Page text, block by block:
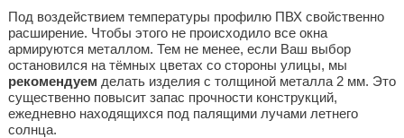
Под воздействием температуры профилю ПВХ свойственно
расширение. Чтобы этого не происходило все окна
армируются металлом. Тем не менее, если Ваш выбор
остановился на тёмных цветах со стороны улицы, мы
рекомендуем делать изделия с толщиной металла 2 мм. Это
существенно повысит запас прочности конструкций,
ежедневно находящихся под палящими лучами летнего
солнца.